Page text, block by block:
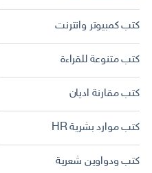
كتب كمبيوتر وانترنت
كتب متنوعة للقراءة
كتب مقارنة اديان
كتب موارد بشرية HR
كتب ودواوين شعرية